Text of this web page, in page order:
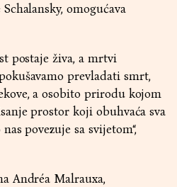
omogućava
postaje živa, a mrtvi
prevladati smrt,
a osobito prirodu kojom
prostor koji obuhvaća sva
povezuje sa svijetom“,
Andréa Malrauxa,